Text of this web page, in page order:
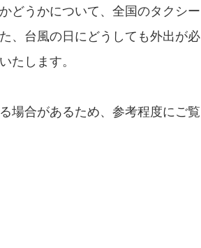
どうかについて、全国のタクシー
、台風の日にどうしても外出が必
たします。
場合があるため、参考程度にご覧